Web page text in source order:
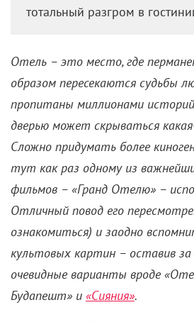
тотальный разгром в
Отель – это место, где
образом пересекаются судьбы
пропитаны миллионами
дверью может скрываться
Сложно придумать более
тут как раз одному из
фильмов – «Гранд Отелю» –
Отличный повод его
ознакомиться) и заодно
культовых картин – оставив за
очевидные варианты вроде
Будапешт» и «Сияния».